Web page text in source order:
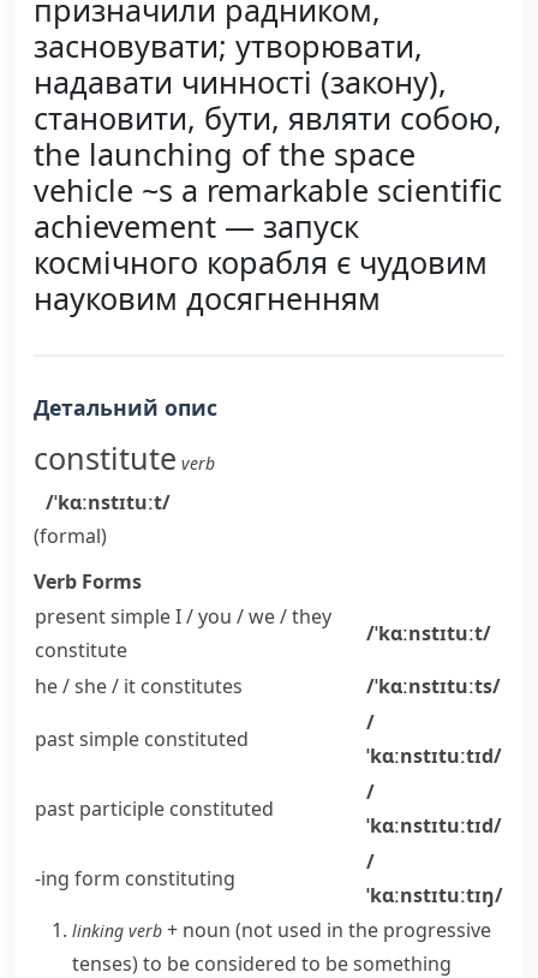
призначили радником,
засновувати; утворювати,
надавати чинності (закону),
становити, бути, являти собою,
the launching of the space
vehicle ~s a remarkable scientific
achievement — запуск
космічного корабля є чудовим
науковим досягненням
Детальний опис
constitute verb
/ˈkɑːnstɪtuːt/
(formal)
Verb Forms
present simple I / you / we / they
constitute
/ˈkɑːnstɪtuːt/
he / she / it constitutes
/ˈkɑːnstɪtuːts/
past simple constituted
/
ˈkɑːnstɪtuːtɪd/
past participle constituted
/
ˈkɑːnstɪtuːtɪd/
-ing form constituting
/
ˈkɑːnstɪtuːtɪŋ/
linking verb + noun (not used in the progressive
tenses)to be considered to be something